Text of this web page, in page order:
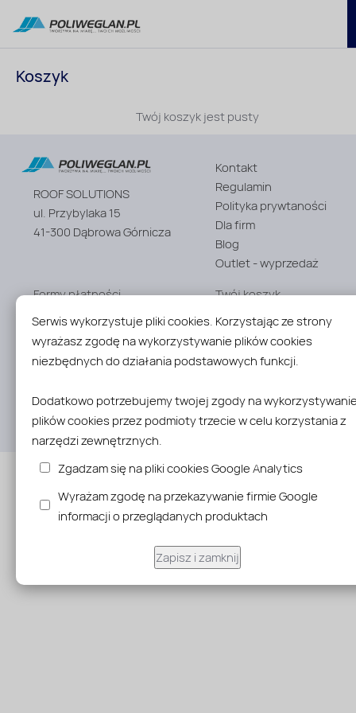
Serwis wykorzystuje pliki cookies. Korzystając ze strony
wyrażasz zgodę na wykorzystywanie plików cookies
niezbędnych do działania podstawowych funkcji.
Dodatkowo potrzebujemy twojej zgody na
plików cookies przez podmioty trzecie w celu korzystania z
narzędzi zewnętrznych.
Zgadzam się na pliki cookies Google Analytics
Wyrażam zgodę na przekazywanie firmie Google
informacji o przeglądanych produktach
Zapisz i zamknij
Koszyk
Twój koszyk jest pusty
ROOF SOLUTIONS
ul. Przybylaka 15
41-300 Dąbrowa Górnicza
Kontakt
Regulamin
Polityka prywtaności
Dla firm
Blog
Outlet - wyprzedaż
Formy płatności
Wysyłka i transport
Reklamacje i zwroty
Wycena zadaszeń
Twój koszyk
Zarejestruj konto
Przypomnij hasło
© Poliweglan.pl Wszelkie Prawa Zastrzeżone. All Rights
Oprogramowanie sklepu internetowegoKQS.store
Realizacja:SUCRO